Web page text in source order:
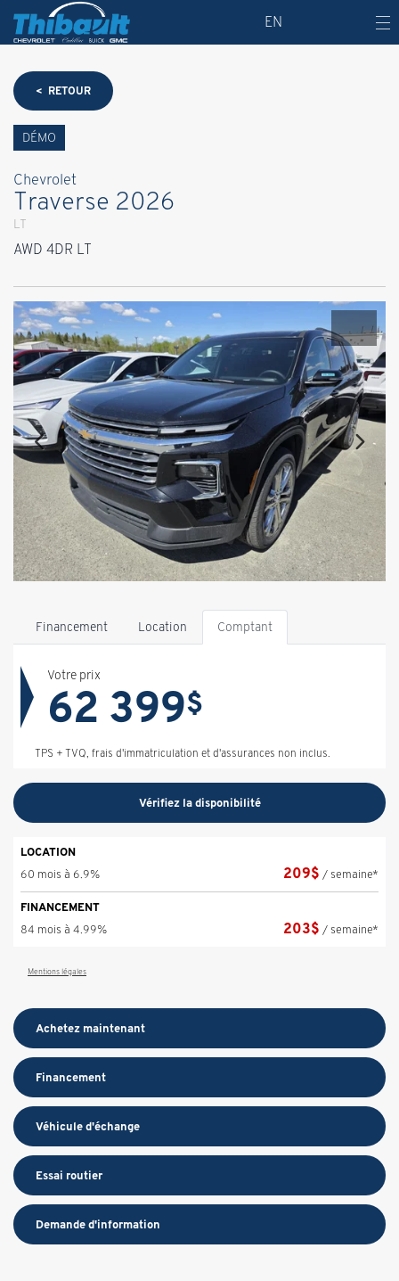
EN
< RETOUR
DÉMO
Chevrolet
Traverse 2026
LT
AWD 4DR LT
Financement Location Comptant
Votre prix
62 399$
TPS + TVQ, frais d'immatriculation et d'assurances non inclus.
Vérifiez la disponibilité
LOCATION
60 mois à 6.9%
209$ / semaine*
FINANCEMENT
84 mois à 4.99%
203$ / semaine*
Mentions légales
Achetez maintenant
Financement
Véhicule d'échange
Essai routier
Demande d'information